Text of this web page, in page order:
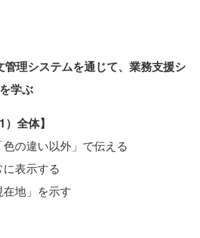
理システムを通じて、業務支援シ
学ぶ
全体】
色の違い以外」で伝える
に表示する
在地」を示す